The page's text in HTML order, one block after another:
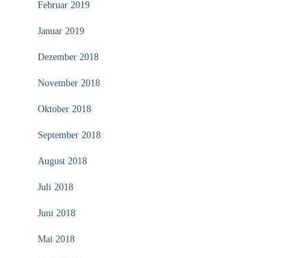
Februar 2019
Januar 2019
Dezember 2018
November 2018
Oktober 2018
September 2018
August 2018
Juli 2018
Juni 2018
Mai 2018